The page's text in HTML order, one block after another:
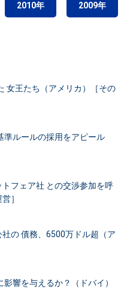
2010年 2009年
女王たち（アメリカ）［その
準ルールの採用をアピール
フェア社 との交渉参加を呼
］
の 債務、6500万ドル超（ア
響を与えるか？（ドバイ）